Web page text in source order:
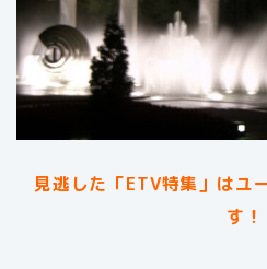
見逃した「ETV特集」はユ
す！